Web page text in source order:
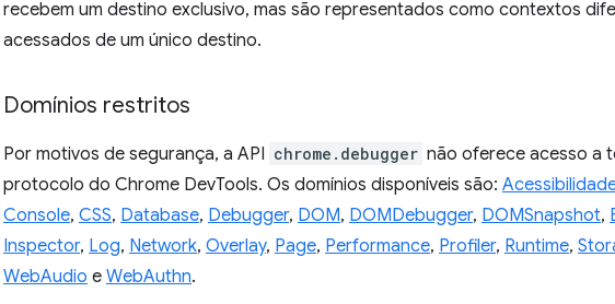
recebem um destino exclusivo, mas são representados como contextos
acessados de um único destino.
Domínios restritos
Por motivos de segurança, a API chrome.debugger não oferece acesso a
protocolo do Chrome DevTools. Os domínios disponíveis são:
Console, CSS, Database, Debugger, DOM, DOMDebugger, DOMSnapshot,
Inspector, Log, Network, Overlay, Page, Performance, Profiler, Runtime,
WebAudio e WebAuthn.